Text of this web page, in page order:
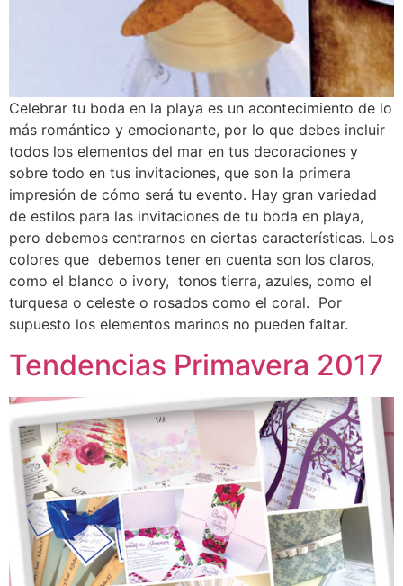
Celebrar tu boda en la playa es un acontecimiento de lo
más romántico y emocionante, por lo que debes incluir
todos los elementos del mar en tus decoraciones y
sobre todo en tus invitaciones, que son la primera
impresión de cómo será tu evento. Hay gran variedad
de estilos para las invitaciones de tu boda en playa,
pero debemos centrarnos en ciertas características. Los
colores que debemos tener en cuenta son los claros,
como el blanco o ivory, tonos tierra, azules, como el
turquesa o celeste o rosados como el coral. Por
supuesto los elementos marinos no pueden faltar.
Tendencias Primavera 2017